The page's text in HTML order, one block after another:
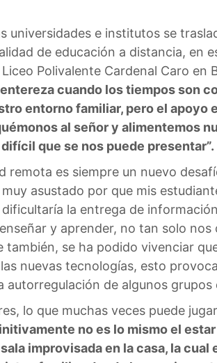
universidades e institutos se
de educación a distancia, en
Polivalente Cardenal Caro en
cuando los tiempos son
entorno familiar, pero el apoyo
al señor y alimentemos
que se nos puede presentar”.
remota es siempre un nuevo
asustado por que mis
la entrega de
y aprender, no tan solo
se ha podido vivenciar
nuevas tecnologías, esto
de algunos grupos
lo que muchas veces puede
no es lo mismo el
improvisada en la casa, la